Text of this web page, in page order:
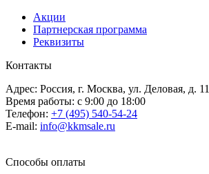
Акции
Партнерская программа
Реквизиты
Контакты
Адрес: Россия, г. Москва, ул. Деловая, д.
Время работы: с 9:00 до 18:00
Телефон: +7 (495) 540-54-24
E-mail: info@kkmsale.ru
Способы оплаты